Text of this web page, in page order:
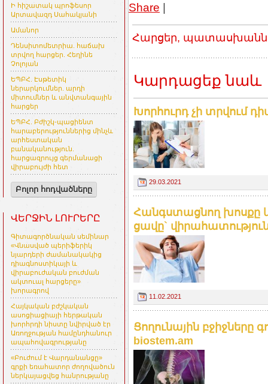
Ի հիշատակ պրոֆեսոր
Արտավազդ Սահակյանի
Ամանոր
Դենսիտոմետրիա. հաճախ
տրվող հարցեր. Հեղինե
Չոլոյան
ԵՊԲՀ. Էսթետիկ
ներարկումներ. արդի
միտումներ և անվտանգային
հարցեր
ԵՊԲՀ. Բժիշկ-պացիենտ
հարաբերություններից մինչև
արհեստական
բանականություն.
հարցազրույց գերմանացի
վիրաբույժի հետ
Բոլոր հոդվածները
ՎԵՐՋԻՆ ԼՈՒՐԵՐԸ
Գիտագործնական սեմինար
«Վնասված պերիֆերիկ
նյարդերի ժամանակակից
դիագնոստիկայի և
վիրաբուժական բուժման
ակտուալ հարցերը»
խորագրով
Հայկական բժշկական
ասոցիացիայի հերթական
խորհրդի նիստը նվիրված էր
Առողջության համընդհանուր
ապահովագրությանը
«Բուժում է Վարդանանցը»
գրքի եռահատոր ժողովածուն
ներկայացվեց հանրությանը
Share |
Հարցեր,
Կարդացեք նաև
Խորհուրդ չի տրվում
29.03.2021
Հանգստացնող խոսքը և
ցավը`
11.02.2021
Ցողունային բջիջները
biostem.am